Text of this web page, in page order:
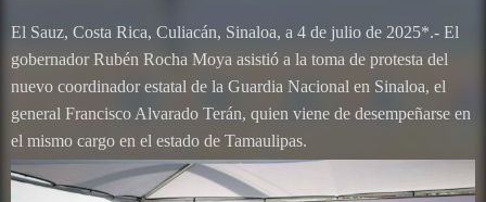
El Sauz, Costa Rica, Culiacán, Sinaloa, a 4 de julio de 2025*.- El
gobernador Rubén Rocha Moya asistió a la toma de protesta del
nuevo coordinador estatal de la Guardia Nacional en Sinaloa, el
general Francisco Alvarado Terán, quien viene de desempeñarse en
el mismo cargo en el estado de Tamaulipas.